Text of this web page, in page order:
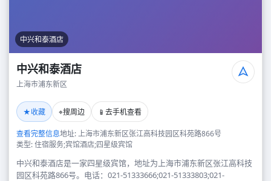
中兴和泰酒店
中兴和泰酒店
上海市浦东新区
★收藏 ⌖搜周边 📱 去手机查看
查看完整信息地址: 上海市浦东新区张江高科技园区科苑路866号
类型: 住宿服务;宾馆酒店;四星级宾馆
中兴和泰酒店是一家四星级宾馆，地址为上海市浦东新区张江高科技
园区科苑路866号。电话：021-51333666;021-51333803;021-